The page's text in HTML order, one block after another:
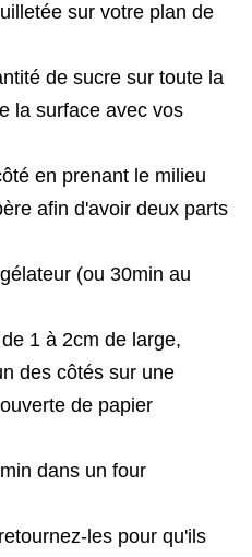
sur votre plan de
de sucre sur toute la
la surface avec vos
en prenant le milieu
afin d'avoir deux parts
(ou 30min au
1 à 2cm de large,
des côtés sur une
de papier
dans un four
les pour qu'ils